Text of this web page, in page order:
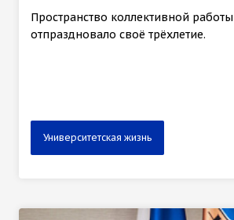
Пространство коллективной работы
отпраздновало своё трёхлетие.
Университетская жизнь